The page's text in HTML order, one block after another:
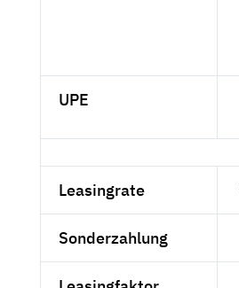
UPE
Leasingrate
Sonderzahlung